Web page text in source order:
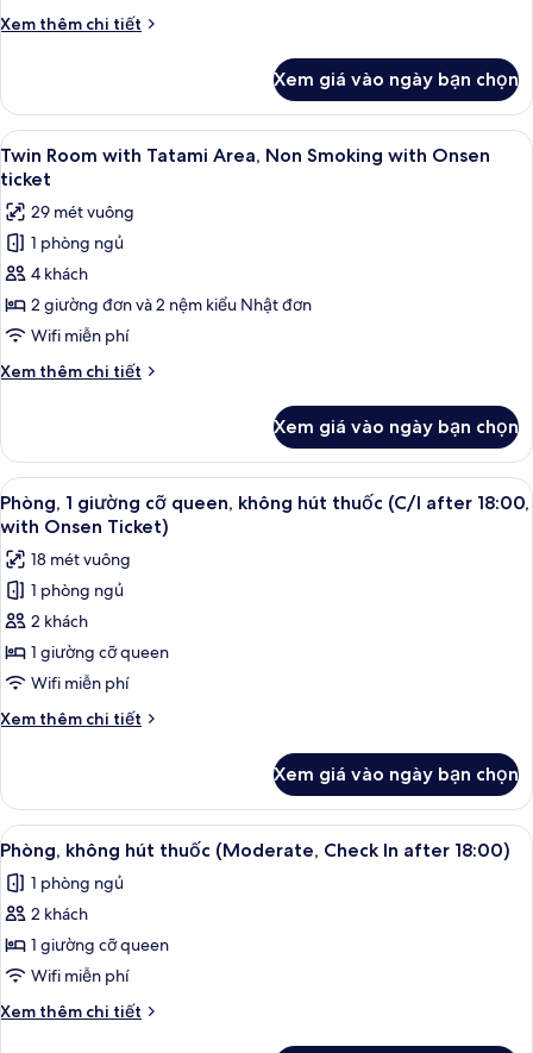
Smoking
ticket
Xem thêm chi tiết
Chi
Superior
Triple
Room,
Non
with
Onsen
ticket
Xem giá vào ngày bạn chọn
Xem
tất
cả
ảnh
Twin
Room
with
Tatami
Area,
Non
with
Onsen
ticket
Chăn bông, két bảo mật tại phòng,
4
Twin Room with Tatami Area, Non Smoking with Onsen
ticket
29 mét vuông
1 phòng ngủ
4 khách
2 giường đơn và 2 nệm kiểu Nhật đơn
Wifi miễn phí
Xem thêm chi tiết
Chi
Twin
Room
with
Tatami
Non
Smoking
with
Onsen
ticket
Xem giá vào ngày bạn chọn
Xem
tất
cả
ảnh
Phòng,
1
giường
cỡ
queen,
không
thuốc
(C/I
after
18:00,
with
Onsen
Ticket)
Chăn bông, két bảo mật tại phòng,
4
Phòng, 1 giường cỡ queen, không hút thuốc (C/I after 18:00,
with Onsen Ticket)
18 mét vuông
1 phòng ngủ
2 khách
1 giường cỡ queen
Wifi miễn phí
Xem thêm chi tiết
Chi
Phòng,
giường
queen,
không
thuốc
(C/I
18:00,
Xem giá vào ngày bạn chọn
Xem
tất
cả
ảnh
Phòng,
không
hút
thuốc
Chăn bông, két bảo mật tại phòng,
4
Phòng, không hút thuốc (Moderate, Check In after 18:00)
1 phòng ngủ
2 khách
1 giường cỡ queen
Wifi miễn phí
Xem thêm chi tiết
Chi